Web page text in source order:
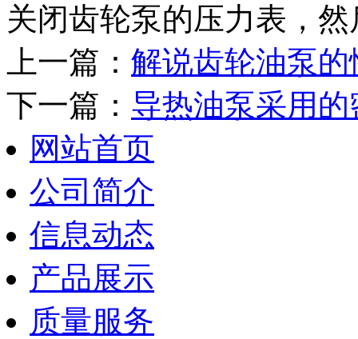
关闭齿轮泵的压力表，
上一篇： 解说齿轮油泵
下一篇： 导热油泵采用
网站首页
公司简介
信息动态
产品展示
质量服务